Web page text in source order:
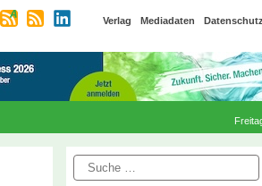
Verlag Mediadaten Datenschutz
Suche